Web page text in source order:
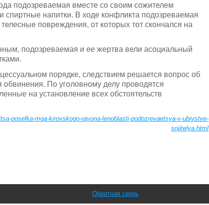
подозреваемая вместе со своим сожителем
спиртные напитки. В ходе конфликта подозреваемая
повреждения, от которых тот скончался на
подозреваемая и ее жертва вели асоциальный
порядке, следствием решается вопрос об
По уголовному делу проводятся
на установление всех обстоятельств
poselka-mga-kirovskogo-rayona-lenoblasti-podozrevaetsya-v-ubiystve-
sojitelya.html
Обратная связь